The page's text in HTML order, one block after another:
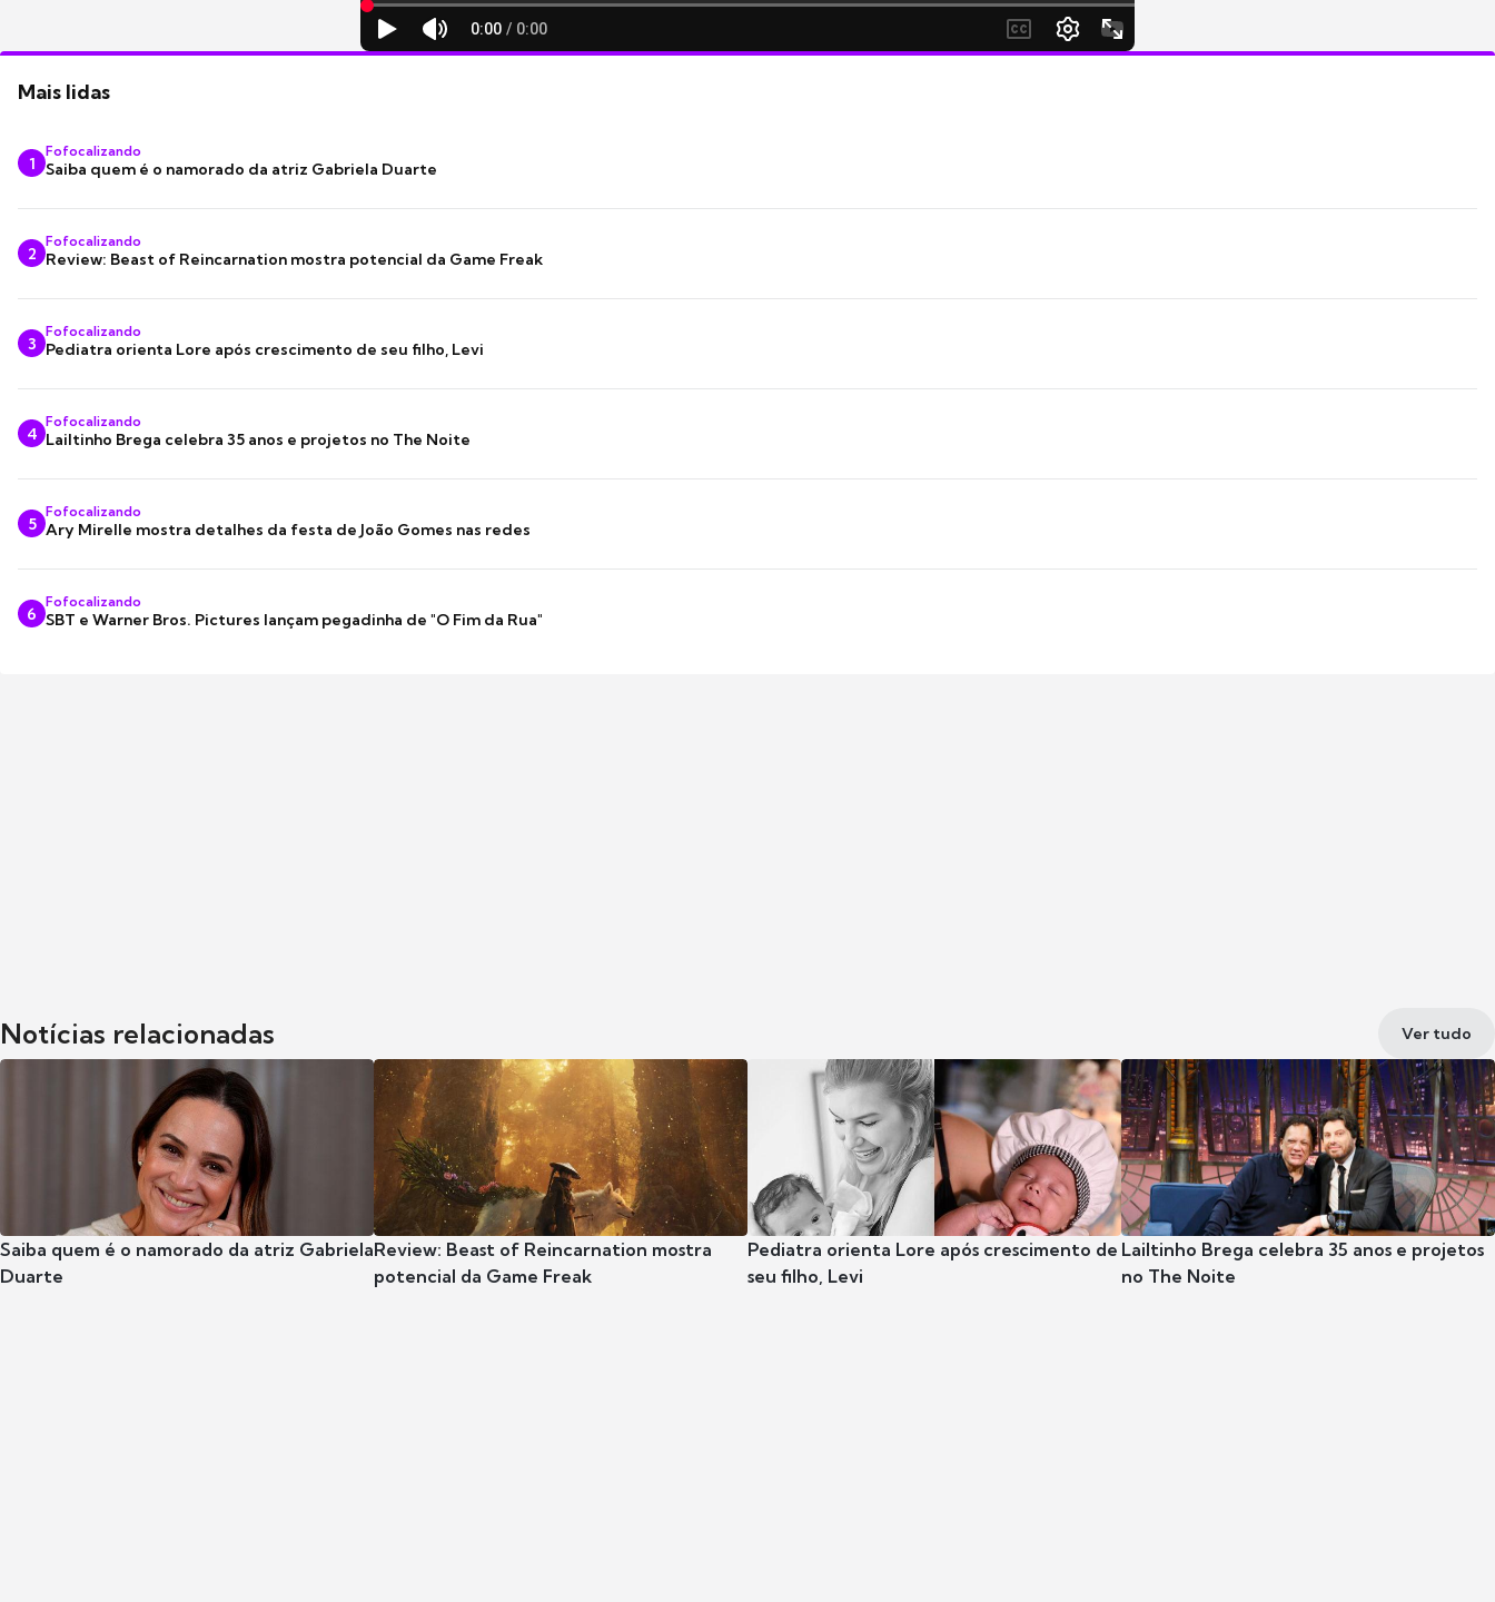
Mais lidas
1
Fofocalizando
Saiba quem é o namorado da atriz Gabriela Duarte
2
Fofocalizando
Review: Beast of Reincarnation mostra potencial da Game Freak
3
Fofocalizando
Pediatra orienta Lore após crescimento de seu filho, Levi
4
Fofocalizando
Lailtinho Brega celebra 35 anos e projetos no The Noite
5
Fofocalizando
Ary Mirelle mostra detalhes da festa de João Gomes nas redes
6
Fofocalizando
SBT e Warner Bros. Pictures lançam pegadinha de "O Fim da Rua"
Notícias relacionadas Ver tudo
Saiba quem é o namorado da atriz Gabriela
Duarte
Review: Beast of Reincarnation mostra
potencial da Game Freak
Pediatra orienta Lore após crescimento de
seu filho, Levi
Lailtinho Brega celebra 35 anos e projetos
no The Noite